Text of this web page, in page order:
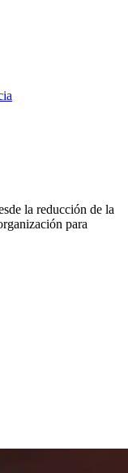
la reducción de la
para